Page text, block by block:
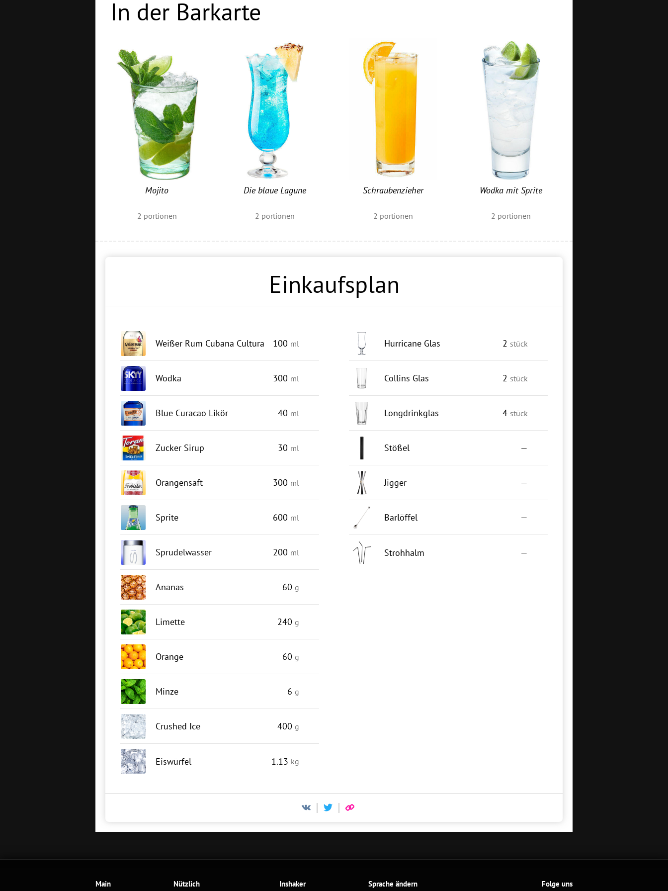
In der Barkarte
Mojito
2 portionen
Die blaue Lagune
2 portionen
Schraubenzieher
2 portionen
Wodka mit Sprite
2 portionen
Einkaufsplan
Weißer Rum Cubana Cultura 100 ml
Wodka 300 ml
Blue Curacao Likör 40 ml
Zucker Sirup 30 ml
Orangensaft 300 ml
Sprite 600 ml
Sprudelwasser 200 ml
Ananas 60 g
Limette 240 g
Orange 60 g
Minze 6 g
Crushed Ice 400 g
Eiswürfel 1.13 kg
Hurricane Glas 2 stück
Collins Glas 2 stück
Longdrinkglas 4 stück
Stößel —
Jigger —
Barlöffel —
Strohhalm —
Main Nützlich Inshaker Sprache ändern Folge uns